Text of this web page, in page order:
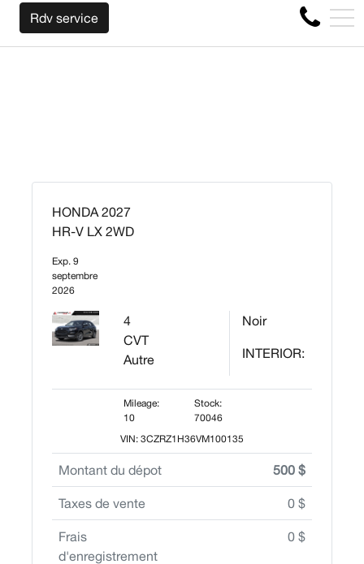
NOUS RACHETONS VOTRE AUTO PEU
4356 Boul Métropolitain E, Montréal, QC, CA H1S 1A2
EN
Rdv service
HONDA 2027
HR-V LX 2WD
Exp. 9
septembre
2026
4
CVT
Autre
Noir
INTERIOR:
Mileage:
10
Stock:
70046
VIN: 3CZRZ1H36VM100135
Montant du dépot 500 $
Taxes de vente 0 $
Frais
d'enregistrement
0 $